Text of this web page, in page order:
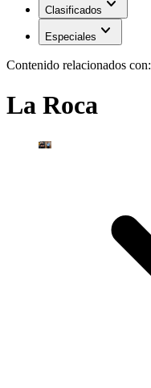
Clasificados
Especiales expand_more
Contenido relacionados con:
La Roca